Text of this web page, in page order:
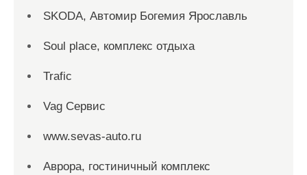
SKODA, Автомир Богемия Ярославль
Soul place, комплекс отдыха
Trafic
Vag Сервис
www.sevas-auto.ru
Аврора, гостиничный комплекс